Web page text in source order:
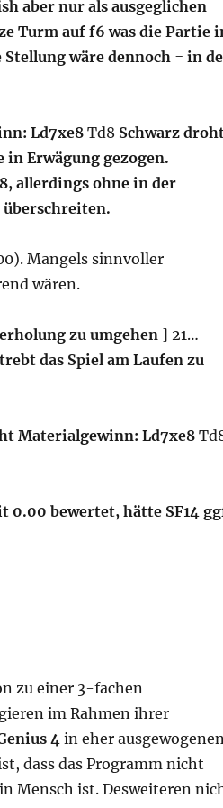
aber nur als ausgeglichen
Turm auf f6 was die Partie
wäre dennoch = in
Ld7xe8 Td8 Schwarz
Erwägung gezogen.
allerdings ohne in der
Mangels sinnvoller
wären.
zu umgehen] 21…
das Spiel am Laufen zu
Materialgewinn: Ld7xe8
0.00 bewertet, hätte SF14
zu einer 3-fachen
im Rahmen ihrer
4in eher
dass das Programm nicht
Mensch ist. Desweiteren